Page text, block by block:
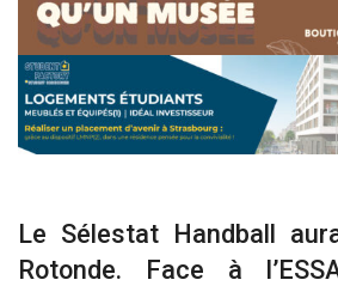
Le Sélestat Handball
Rotonde. Face à